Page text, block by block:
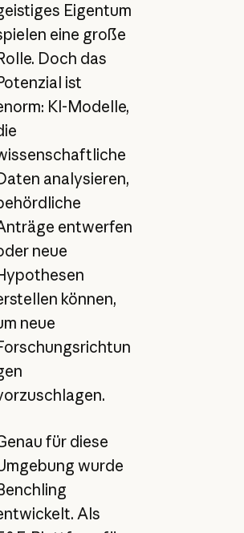
Eigentum
eine große
Doch das
ist
KI-Modelle,
analysieren,
entwerfen
neue
können,
neue
für diese
wurde
Als